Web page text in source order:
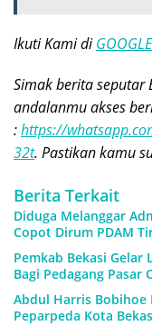
Ikuti Kami di
Simak berita seputar
andalanmu akses
:https://
32t. Pastikan kamu
Berita Terkait
Diduga Melanggar
Copot Dirum PDAM
Pemkab Bekasi Gelar
Bagi Pedagang Pasar
Abdul Harris Bobihoe
Peparpeda Kota